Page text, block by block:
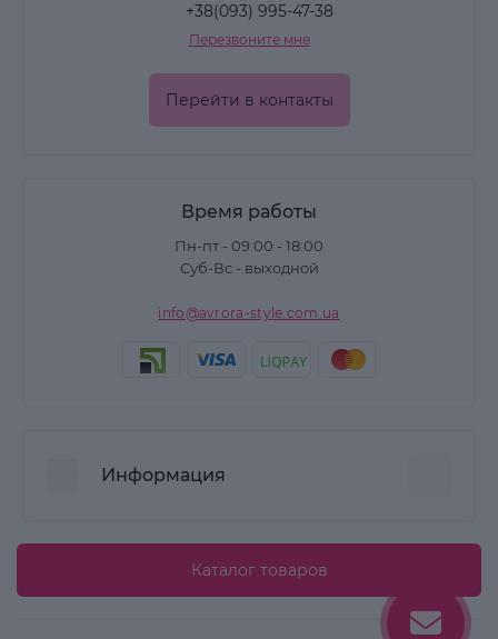
+38(093) 995-47-38
Перезвоните мне
Перейти в контакты
Время работы
Пн-пт - 09:00 - 18:00
Суб-Вс - выходной
info@avrora-style.com.ua
Информация
Пользовательское соглашение
Каталог товаров